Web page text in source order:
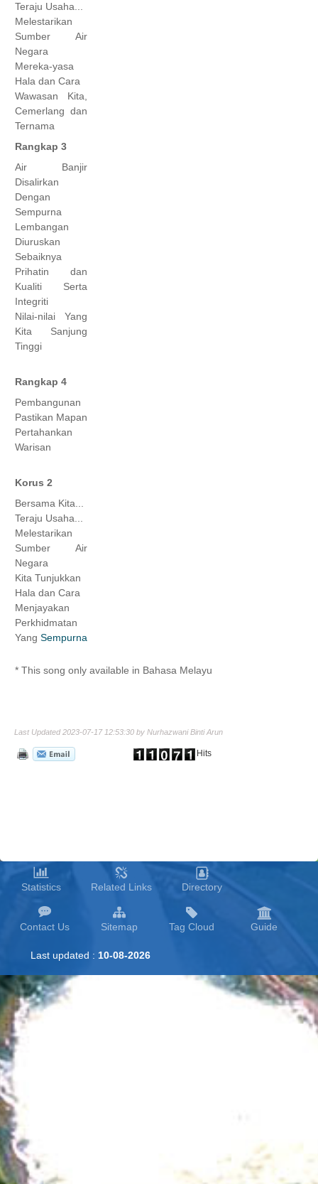
Teraju Usaha...
Melestarikan
Sumber Air
Negara
Mereka-yasa
Hala dan Cara
Wawasan Kita,
Cemerlang dan
Ternama
Rangkap 3
Air Banjir
Disalirkan
Dengan
Sempurna
Lembangan
Diuruskan
Sebaiknya
Prihatin dan
Kualiti Serta
Integriti
Nilai-nilai Yang
Kita Sanjung
Tinggi
Rangkap 4
Pembangunan
Pastikan Mapan
Pertahankan
Warisan
Korus 2
Bersama Kita...
Teraju Usaha...
Melestarikan
Sumber Air
Negara
Kita Tunjukkan
Hala dan Cara
Menjayakan
Perkhidmatan
Yang Sempurna
* This song only available in Bahasa Melayu
Last Updated 2023-07-17 12:53:30 by Nurhazwani Binti Arun
Hits
Statistics Related Links Directory
Contact Us Sitemap Tag Cloud Guide
Last updated : 10-08-2026